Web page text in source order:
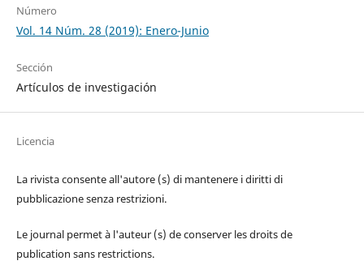
Número
Vol. 14 Núm. 28 (2019): Enero-Junio
Sección
Artículos de investigación
Licencia
La rivista consente all'autore (s) di mantenere i diritti di
pubblicazione senza restrizioni.
Le journal permet à l'auteur (s) de conserver les droits de
publication sans restrictions.